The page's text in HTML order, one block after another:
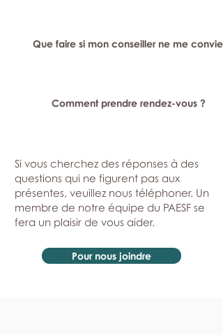
Que faire si mon conseiller ne me
Comment prendre rendez-vous ?
Si vous cherchez des réponses à des
questions qui ne figurent pas aux
présentes, veuillez nous téléphoner. Un
membre de notre équipe du PAESF se
fera un plaisir de vous aider.
Pour nous joindre